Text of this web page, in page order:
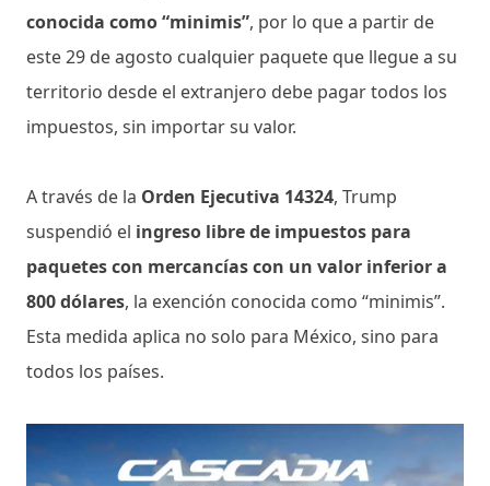
conocida como “minimis”, por lo que a partir de
este 29 de agosto cualquier paquete que llegue a su
territorio desde el extranjero debe pagar todos los
impuestos, sin importar su valor.
A través de la Orden Ejecutiva 14324, Trump
suspendió el ingreso libre de impuestos para
paquetes con mercancías con un valor inferior a
800 dólares, la exención conocida como “minimis”.
Esta medida aplica no solo para México, sino para
todos los países.